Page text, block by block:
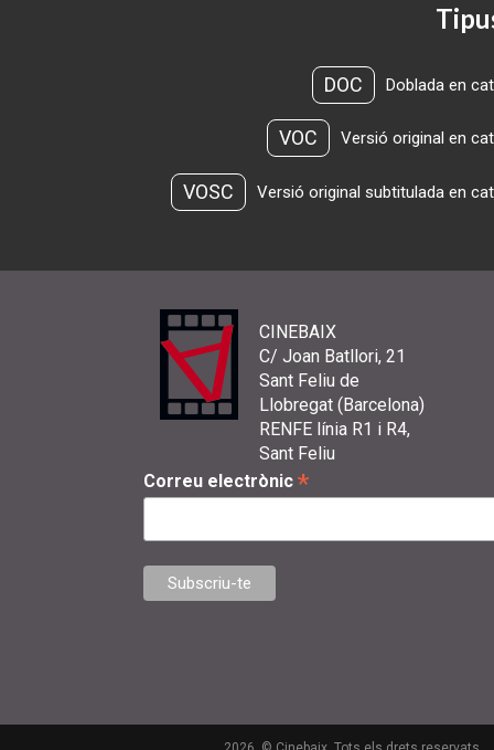
DOC Doblada en
VOC Versió original en
VOSC Versió original subtitulada en
CINEBAIX
C/ Joan Batllori, 21
Sant Feliu de
Llobregat (Barcelona)
RENFE línia R1 i R4,
Sant Feliu
Correu electrònic *